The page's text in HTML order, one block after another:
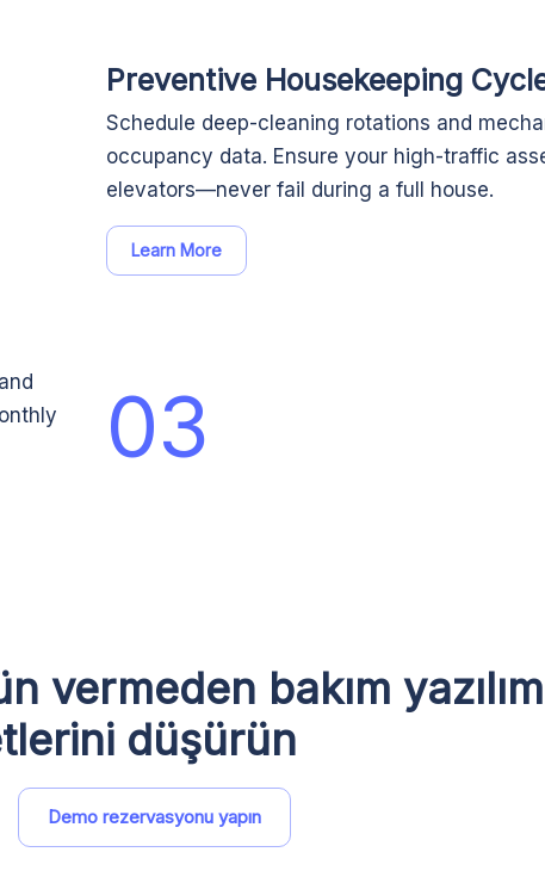
Preventive Housekeeping
Schedule deep-cleaning rotations and
occupancy data. Ensure your high-traffic
elevators—never fail during a full house.
Learn More
03
vermeden bakım
düşürün
Demo rezervasyonu yapın